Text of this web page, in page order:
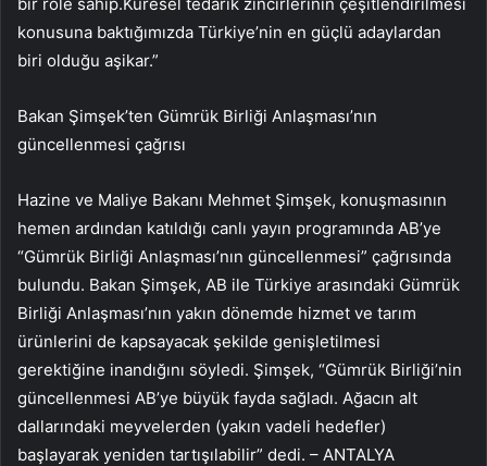
konusuna baktığımızda Türkiye’nin en güçlü adaylardan
biri olduğu aşikar.”
Bakan Şimşek’ten Gümrük Birliği Anlaşması’nın
güncellenmesi çağrısı
Hazine ve Maliye Bakanı Mehmet Şimşek, konuşmasının
hemen ardından katıldığı canlı yayın programında AB’ye
“Gümrük Birliği Anlaşması’nın güncellenmesi” çağrısında
bulundu. Bakan Şimşek, AB ile Türkiye arasındaki Gümrük
Birliği Anlaşması’nın yakın dönemde hizmet ve tarım
ürünlerini de kapsayacak şekilde genişletilmesi
gerektiğine inandığını söyledi. Şimşek, “Gümrük Birliği’nin
güncellenmesi AB’ye büyük fayda sağladı. Ağacın alt
dallarındaki meyvelerden (yakın vadeli hedefler)
başlayarak yeniden tartışılabilir” dedi. – ANTALYA